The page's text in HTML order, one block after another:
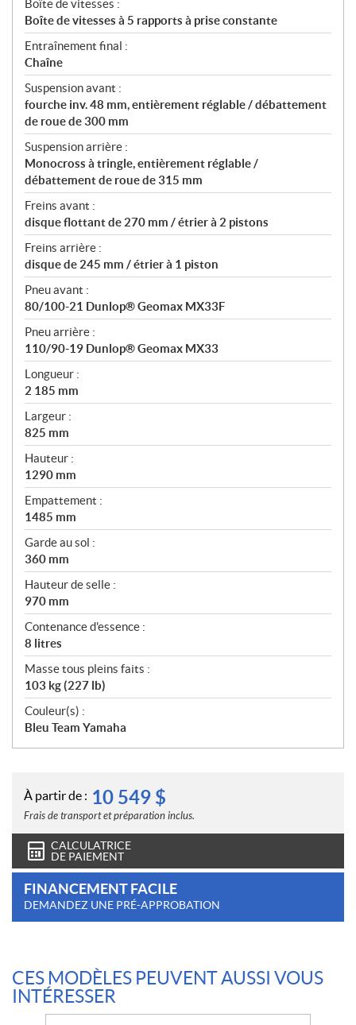
Boîte de vitesses :
Boîte de vitesses à 5 rapports à prise constante
Entraînement final :
Chaîne
Suspension avant :
fourche inv. 48 mm, entièrement réglable / débattement
de roue de 300 mm
Suspension arrière :
Monocross à tringle, entièrement réglable /
débattement de roue de 315 mm
Freins avant :
disque flottant de 270 mm / étrier à 2 pistons
Freins arrière :
disque de 245 mm / étrier à 1 piston
Pneu avant :
80/100-21 Dunlop® Geomax MX33F
Pneu arrière :
110/90-19 Dunlop® Geomax MX33
Longueur :
2 185 mm
Largeur :
825 mm
Hauteur :
1290 mm
Empattement :
1485 mm
Garde au sol :
360 mm
Hauteur de selle :
970 mm
Contenance d'essence :
8 litres
Masse tous pleins faits :
103 kg (227 lb)
Couleur(s) :
Bleu Team Yamaha
À partir de : 10 549 $
Frais de transport et préparation inclus.
CALCULATRICE
DE PAIEMENT
FINANCEMENT FACILE
DEMANDEZ UNE PRÉ-APPROBATION
CES MODÈLES PEUVENT AUSSI VOUS
INTÉRESSER